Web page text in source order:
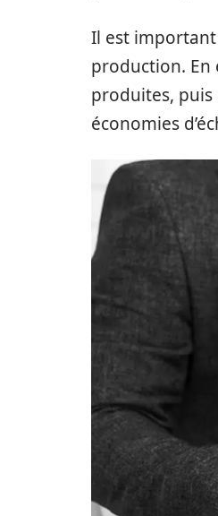
Il est
production. En
produites, puis
économies